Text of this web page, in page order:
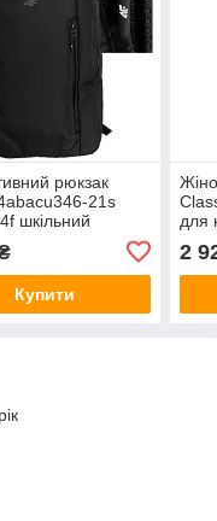
рюкзак
21s
шкільний
на будь-яку
Купити
для
2